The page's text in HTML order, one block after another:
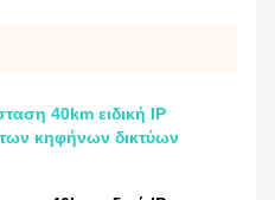
40km ειδική IP
κηφήνων δικτύων